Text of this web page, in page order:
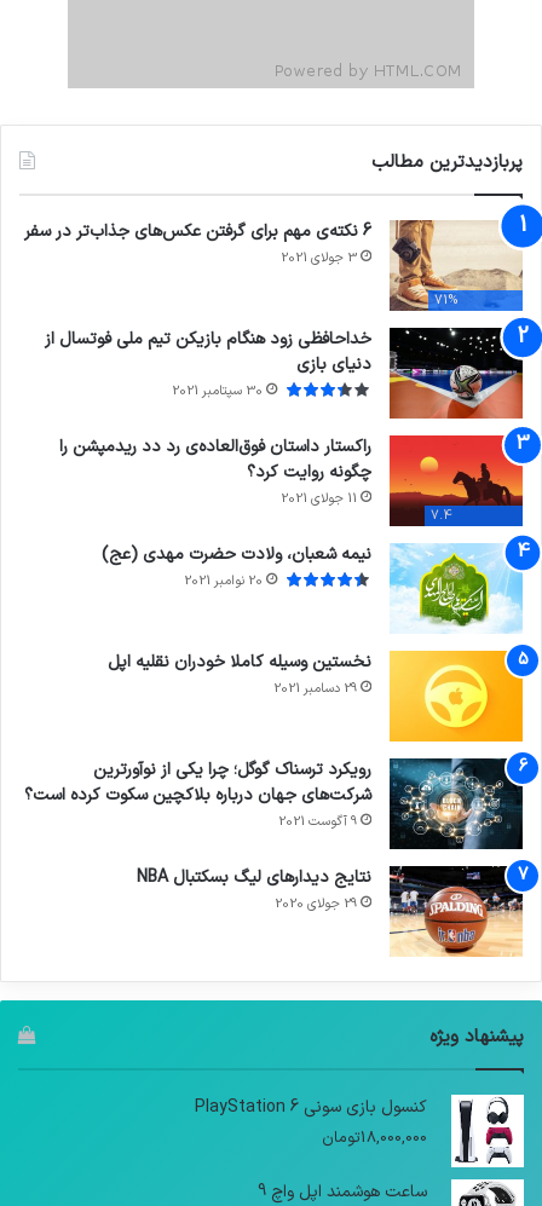
پربازدیدترین مطالب
71%
6 نکته‌ی مهم برای گرفتن عکس‌های جذاب‌تر در سفر
3 جولای 2021
خداحافظی زود هنگام بازیکن تیم ملی فوتسال از
دنیای بازی
30 سپتامبر 2021
7.4
راکستار داستان فوق‌العاده‌ی رد دد ریدمپشن را
چگونه روایت کرد؟
11 جولای 2021
نیمه شعبان، ولادت حضرت مهدی (عج)
20 نوامبر 2021
نخستین وسیله کاملا خودران نقلیه اپل
29 دسامبر 2021
رویکرد ترسناک گوگل؛ چرا یکی از نوآورترین
شرکت‌های جهان درباره بلاکچین سکوت کرده است؟
9 آگوست 2021
نتایج دیدار‌های لیگ بسکتبال NBA
29 جولای 2020
پیشنهاد ویژه
کنسول بازی سونی PlayStation 6
18,000,000تومان
ساعت هوشمند اپل واچ 9